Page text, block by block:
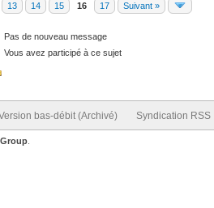
13 14 15 16 17 Suivant »
Pas de nouveau message
Vous avez participé à ce sujet
bas-débit (Archivé) Syndication RSS